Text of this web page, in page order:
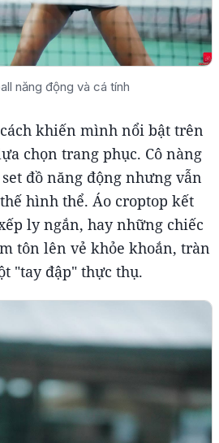
năng động và cá tính
khiến mình nổi bật trên
chọn trang phục. Cô nàng
đồ năng động nhưng vẫn
hình thể. Áo croptop kết
ly ngắn, hay những chiếc
tôn lên vẻ khỏe khoắn, tràn
"tay đập" thực thụ.